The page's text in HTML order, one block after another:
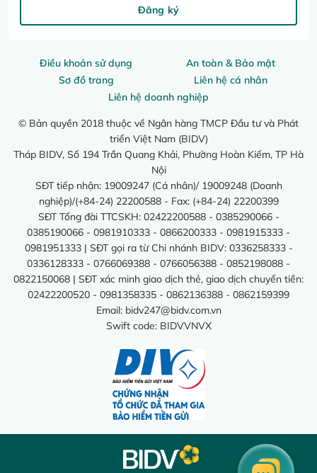
Điều khoản sử dụng
An toàn & Bảo mật
Sơ đồ trang
Liên hệ cá nhân
Liên hệ doanh nghiệp
© Bản quyền 2018 thuộc về Ngân hàng TMCP Đầu tư và Phát
triển Việt Nam (BIDV)
Tháp BIDV, Số 194 Trần Quang Khải, Phường Hoàn Kiếm, TP Hà
Nội
SĐT tiếp nhận: 19009247 (Cá nhân)/ 19009248 (Doanh
nghiệp)/(+84-24) 22200588 - Fax: (+84-24) 22200399
SĐT Tổng đài TTCSKH: 02422200588 - 0385290066 -
0385190066 - 0981910333 - 0866200333 - 0981915333 -
0981951333 | SĐT gọi ra từ Chi nhánh BIDV: 0336258333 -
0336128333 - 0766069388 - 0766056388 - 0852198088 -
0822150068 | SĐT xác minh giao dịch thẻ, giao dịch chuyển tiền:
02422200520 - 0981358335 - 0862136388 - 0862159399
Email: bidv247@bidv.com.vn
Swift code: BIDVVNVX
Đăng ký